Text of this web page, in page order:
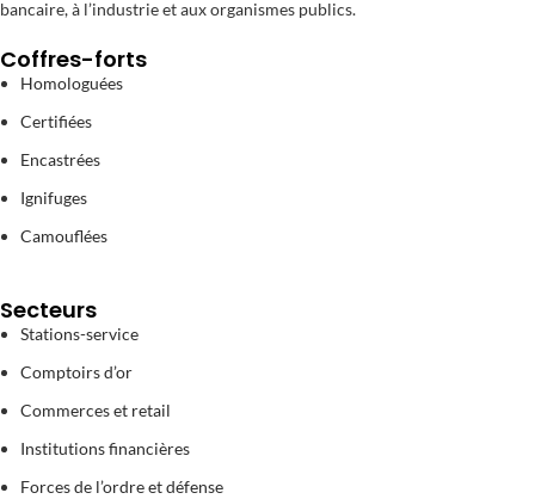
bancaire, à l’industrie et aux organismes publics.
Coffres-forts
Homologuées
Certifiées
Encastrées
Ignifuges
Camouflées
Secteurs
Stations-service
Comptoirs d’or
Commerces et retail
Institutions financières
Forces de l’ordre et défense